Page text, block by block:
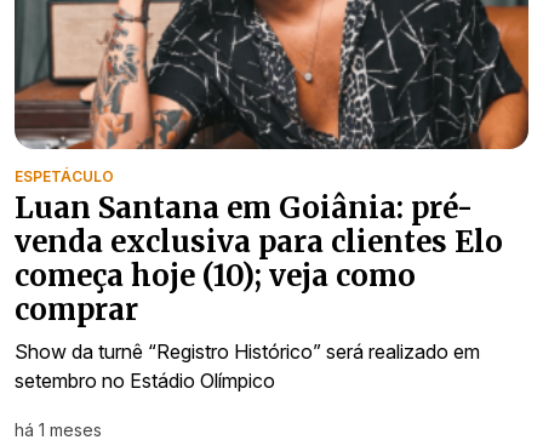
ESPETÁCULO
Luan Santana em Goiânia: pré-
venda exclusiva para clientes Elo
começa hoje (10); veja como
comprar
Show da turnê “Registro Histórico” será realizado em
setembro no Estádio Olímpico
há 1 meses